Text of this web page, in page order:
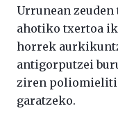
Urrunean
ahotiko txertoa
horrek
antigorputzei
ziren
garatzeko.